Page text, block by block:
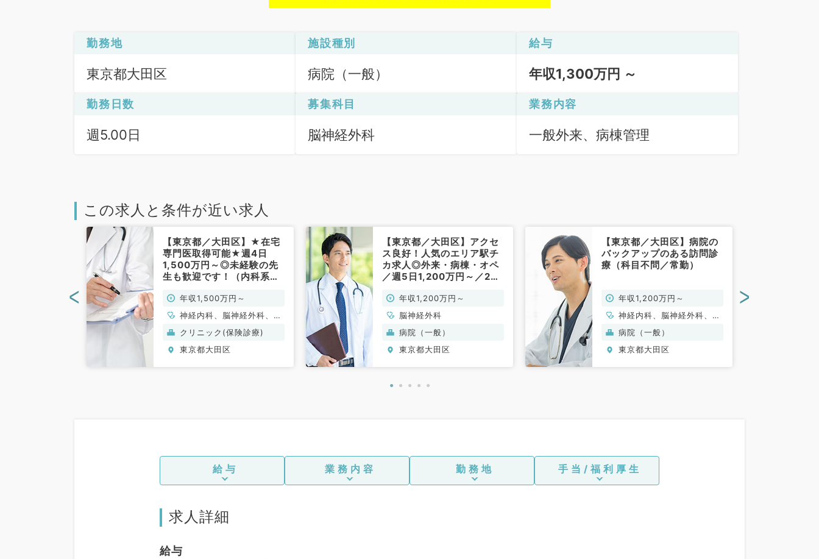
勤務地
東京都大田区
施設種別
病院（一般）
給与
年収1,300万円 ～
勤務日数
週5.00日
募集科目
脳神経外科
業務内容
一般外来、病棟管理
この求人と条件が近い求人
【東京都／大田区】★在宅
専門医取得可能★週4日
1,500万円～◎未経験の先
生も歓迎です！（内科系、
年収1,500万円～
神経内科、脳神経外科、一
般内科、老年内科、外科系
全般、一般外科
クリニック(保険診療)
東京都大田区
【東京都／大田区】アクセ
ス良好！人気のエリア駅チ
カ求人◎外来・病棟・オペ
／週5日1,200万円～／2次
勤）年収1,200万円～
脳神経外科
病院（一般）
東京都大田区
【東京都／大田区】病院の
バックアップのある訪問診
療（科目不問／常勤）
年収1,200万円～
神経内科、脳神経外科、一
般内科、老年内科、外科系
全般、一般外科、科目不問
病院（一般）
東京都大田区
< >
給与 業務内容 勤務地 手当/福利厚生
求人詳細
給与